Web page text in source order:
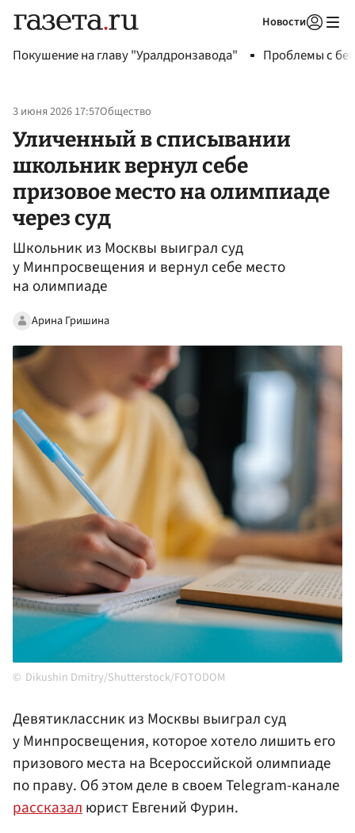
Новости
Покушение на главу "Уралдронзавода" Проблемы с
3 июня 2026 17:57Общество
Уличенный в списывании
школьник вернул себе
призовое место на олимпиаде
через суд
Школьник из Москвы выиграл суд
у Минпросвещения и вернул себе место
на олимпиаде
Арина Гришина
Dikushin Dmitry/Shutterstock/FOTODOM
Девятиклассник из Москвы выиграл суд
у Минпросвещения, которое хотело лишить его
призового места на Всероссийской олимпиаде
по праву. Об этом деле в своем Telegram-канале
рассказалюрист Евгений Фурин.